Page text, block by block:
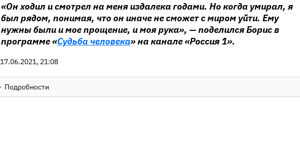
«Он ходил и смотрел на меня издалека годами. Но когда умирал, я
был рядом, понимая, что он иначе не сможет с миром уйти. Ему
нужны были и мое прощение, и моя рука», — поделился Борис в
программе «Судьба человека» на канале «Россия 1».
17.06.2021, 21:08
Подробности